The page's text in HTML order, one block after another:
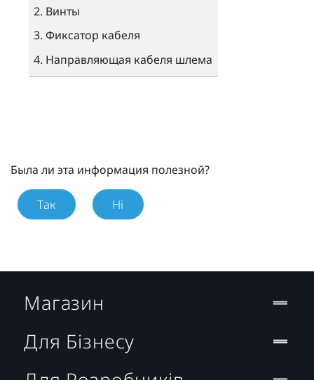
Винты
Фиксатор кабеля
Направляющая кабеля шлема
Была ли эта информация полезной?
Так Ні
Магазин
Для Бізнесу